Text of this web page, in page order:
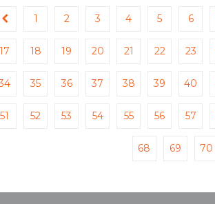
1 2 3 4 5 6
17 18 19 20 21 22 23
35 36 37 38 39 40
51 52 53 54 55 56 57
68 69 70